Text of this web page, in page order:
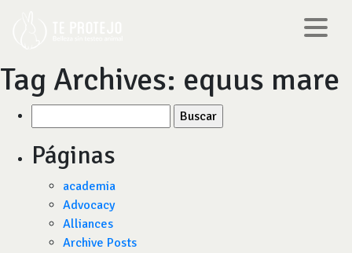
Tag Archives: equus mare
por:
Páginas
academia
Advocacy
Alliances
Archive Posts